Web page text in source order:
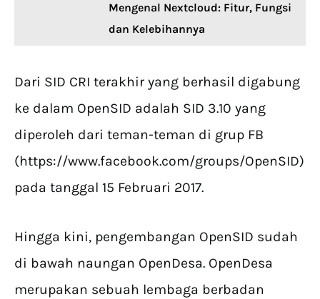
Mengenal Nextcloud: Fitur, Fungsi
dan Kelebihannya
Dari SID CRI terakhir yang berhasil digabung
ke dalam OpenSID adalah SID 3.10 yang
diperoleh dari teman-teman di grup FB
(https://www.facebook.com/groups/OpenSID)
pada tanggal 15 Februari 2017.
Hingga kini, pengembangan OpenSID sudah
di bawah naungan OpenDesa. OpenDesa
merupakan sebuah lembaga berbadan